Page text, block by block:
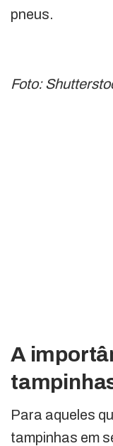
pneus.
Foto:
A
Para aqueles
tampinhas em